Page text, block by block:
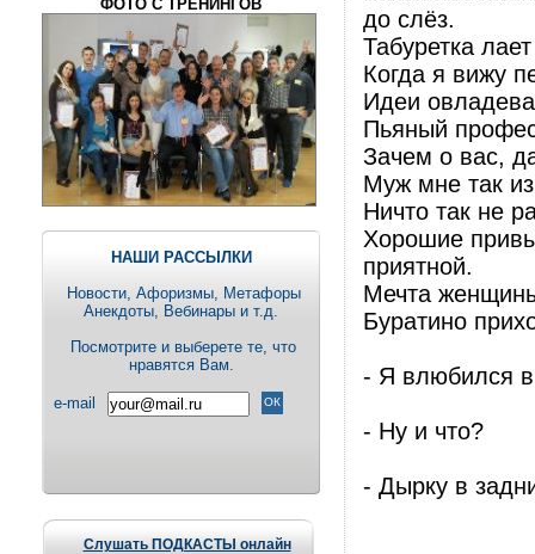
ФОТО С ТРЕНИНГОВ
НАШИ РАССЫЛКИ
Новости, Aфоризмы, Метафоры
Анекдоты, Вебинары и т.д.
Посмотрите и выберете те, что
нравятся Вам.
e-mail
Слушать ПОДКАСТЫ онлайн
до слёз.
Табуретка
Когда я вижу
Идеи
Пьяный
Зачем о вас,
Муж мне так
Ничто так не
Хорошие
приятной.
Мечта
Буратино
- Я влюбился
- Ну и что?
- Дырку в